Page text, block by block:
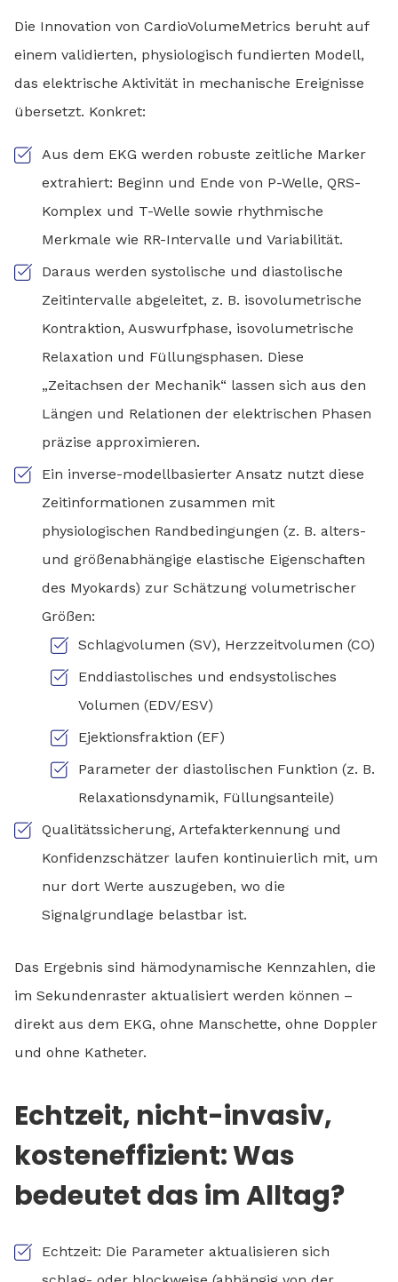
Die Innovation von CardioVolumeMetrics beruht auf
einem validierten, physiologisch fundierten Modell,
das elektrische Aktivität in mechanische Ereignisse
übersetzt. Konkret:
Aus dem EKG werden robuste zeitliche Marker
extrahiert: Beginn und Ende von P-Welle, QRS-
Komplex und T-Welle sowie rhythmische
Merkmale wie RR-Intervalle und Variabilität.
Daraus werden systolische und diastolische
Zeitintervalle abgeleitet, z. B. isovolumetrische
Kontraktion, Auswurfphase, isovolumetrische
Relaxation und Füllungsphasen. Diese
„Zeitachsen der Mechanik“ lassen sich aus den
Längen und Relationen der elektrischen Phasen
präzise approximieren.
Ein inverse-modellbasierter Ansatz nutzt diese
Zeitinformationen zusammen mit
physiologischen Randbedingungen (z. B. alters-
und größenabhängige elastische Eigenschaften
des Myokards) zur Schätzung volumetrischer
Größen:
Schlagvolumen (SV), Herzzeitvolumen (CO)
Enddiastolisches und endsystolisches
Volumen (EDV/ESV)
Ejektionsfraktion (EF)
Parameter der diastolischen Funktion (z. B.
Relaxationsdynamik, Füllungsanteile)
Qualitätssicherung, Artefakterkennung und
Konfidenzschätzer laufen kontinuierlich mit, um
nur dort Werte auszugeben, wo die
Signalgrundlage belastbar ist.
Das Ergebnis sind hämodynamische Kennzahlen, die
im Sekundenraster aktualisiert werden können –
direkt aus dem EKG, ohne Manschette, ohne Doppler
und ohne Katheter.
Echtzeit, nicht-invasiv,
kosteneffizient: Was
bedeutet das im Alltag?
Echtzeit: Die Parameter aktualisieren sich